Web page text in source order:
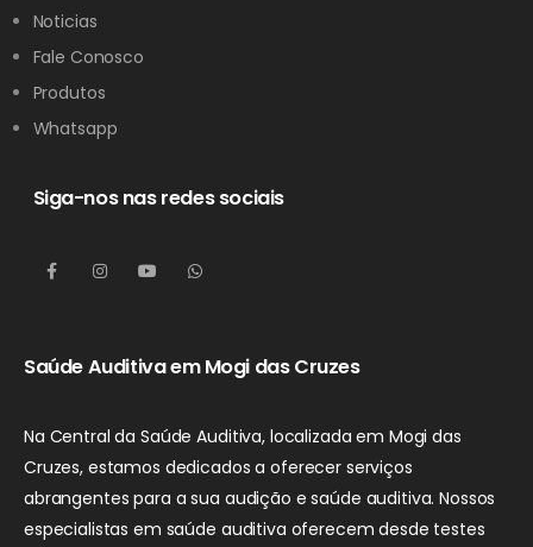
Noticias
Fale Conosco
Produtos
Whatsapp
Siga-nos nas redes sociais
Saúde Auditiva em Mogi das Cruzes
Na Central da Saúde Auditiva, localizada em Mogi das
Cruzes, estamos dedicados a oferecer serviços
abrangentes para a sua audição e saúde auditiva. Nossos
especialistas em saúde auditiva oferecem desde testes